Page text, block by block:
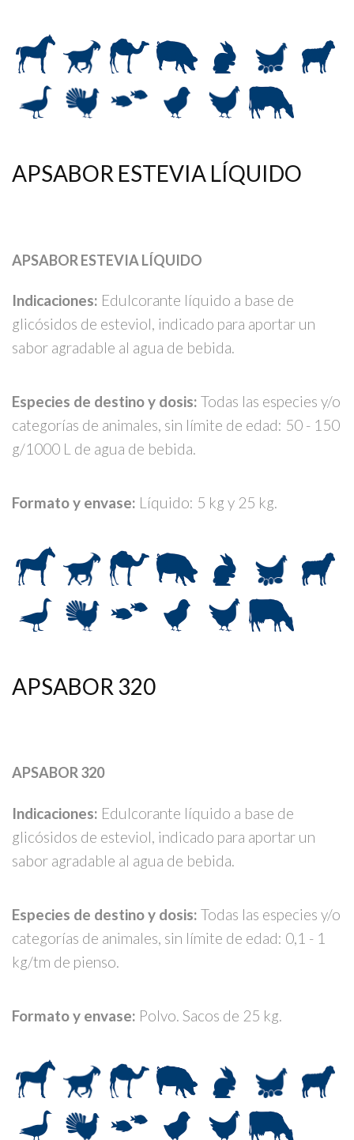
APSABOR ESTEVIA LÍQUIDO
APSABOR ESTEVIA LÍQUIDO
Indicaciones: Edulcorante líquido a base de
glicósidos de esteviol, indicado para aportar un
sabor agradable al agua de bebida.
Especies de destino y dosis: Todas las especies y/o
categorías de animales, sin límite de edad: 50 - 150
g/1000 L de agua de bebida.
Formato y envase: Líquido: 5 kg y 25 kg.
APSABOR 320
APSABOR 320
Indicaciones: Edulcorante líquido a base de
glicósidos de esteviol, indicado para aportar un
sabor agradable al agua de bebida.
Especies de destino y dosis: Todas las especies y/o
categorías de animales, sin límite de edad: 0,1 - 1
kg/tm de pienso.
Formato y envase: Polvo. Sacos de 25 kg.